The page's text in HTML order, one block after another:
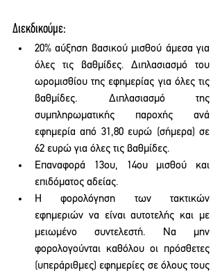
Διεκδικούμε:
20% αύξηση βασικού μισθού άμεσα για
όλες τις βαθμίδες.
Διπλασιασμό του
ωρομισθίου της εφημερίας για όλες τις
βαθμίδες. Διπλασιασμό της
συμπληρωματικής παροχής ανά
εφημερία από 31,80 ευρώ (σήμερα) σε
62 ευρώ για όλες τις βαθμίδες.
Επαναφορά 13ου, 14ου μισθού και
επιδόματος αδείας.
Η
φορολόγηση των τακτικών
εφημεριών να είναι αυτοτελής και με
μειωμένο συντελεστή. Να μην
φορολογούνται καθόλου οι πρόσθετες
(υπεράριθμες) εφημερίες σε όλους τους